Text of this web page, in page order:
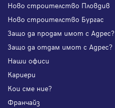
Ново строителство Пловдив
Ново строителство Бургас
Защо да продам имот с Адрес?
Защо да отдам имот с Адрес?
Наши офиси
Кариери
Кои сме ние?
Франчайз